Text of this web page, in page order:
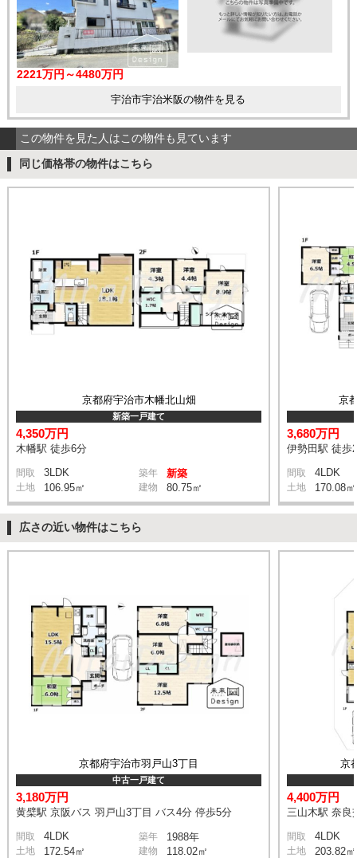
2221万円～4480万円
宇治市宇治米阪の物件を見る
この物件を見た人はこの物件も見ています
同じ価格帯の物件はこちら
京都府宇治市木幡北山畑
新築一戸建て
4,350万円
木幡駅 徒歩6分
間取 3LDK 築年 新築
土地 106.95㎡ 建物 80.75㎡
京
3,680万円
伊勢田駅 徒歩
間取 4LDK
土地 170.08㎡
広さの近い物件はこちら
京都府宇治市羽戸山3丁目
中古一戸建て
3,180万円
黄檗駅 京阪バス 羽戸山3丁目 バス4分 停歩5分
間取 4LDK 築年 1988年
土地 172.54㎡ 建物 118.02㎡
京
4,400万円
三山木駅 奈良
間取 4LDK
土地 203.82㎡